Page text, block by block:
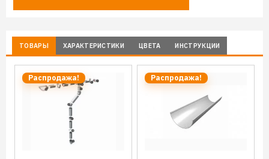
ТОВАРЫ ХАРАКТЕРИСТИКИ ЦВЕТА ИНСТРУКЦИИ
Распродажа! Распродажа!